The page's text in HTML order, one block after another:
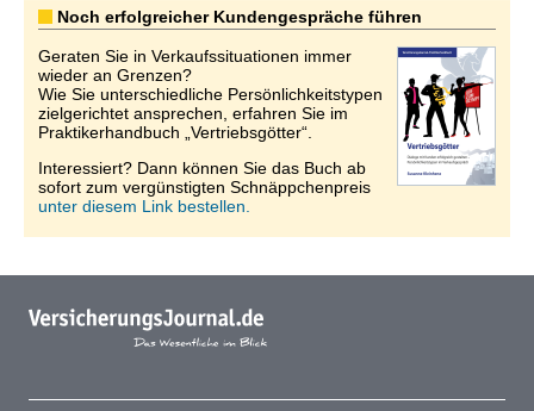
Noch erfolgreicher Kundengespräche führen
Geraten Sie in Verkaufssituationen immer
wieder an Grenzen?
Wie Sie unterschiedliche Persönlichkeitstypen
zielgerichtet ansprechen, erfahren Sie im
Praktikerhandbuch „Vertriebsgötter“.
Interessiert? Dann können Sie das Buch ab
sofort zum vergünstigten Schnäppchenpreis
unter diesem Link bestellen.